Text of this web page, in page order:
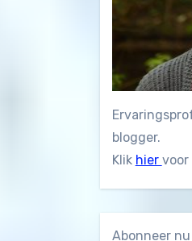
blogger.
Klik hier
Abonneer